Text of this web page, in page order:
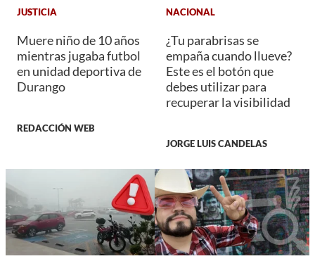
JUSTICIA
Muere niño de 10 años
mientras jugaba futbol
en unidad deportiva de
Durango
REDACCIÓN WEB
NACIONAL
¿Tu parabrisas se
empaña cuando llueve?
Este es el botón que
debes utilizar para
recuperar la visibilidad
JORGE LUIS CANDELAS